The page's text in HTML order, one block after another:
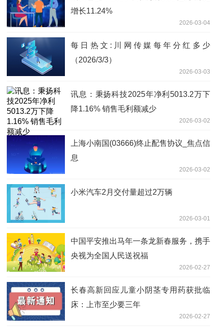
增长11.24%
2026-03-04
每日热文:川网传媒每年分红多少
（2026/3/3）
2026-03-03
讯息：秉扬科技2025年净利5013.2万下
降1.16% 销售毛利额减少
2026-03-02
上海小南国(03666)终止配售协议_焦点信
息
2026-03-02
小米汽车2月交付量超过2万辆
2026-03-01
中国平安推出马年一条龙新春服务，携手
央视为全国人民送祝福
2026-02-27
长春高新回应儿童小阴茎专用药获批临
床：上市至少要三年
2026-02-27